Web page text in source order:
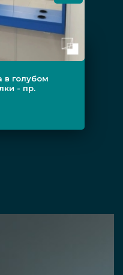
в голубом
- пр.